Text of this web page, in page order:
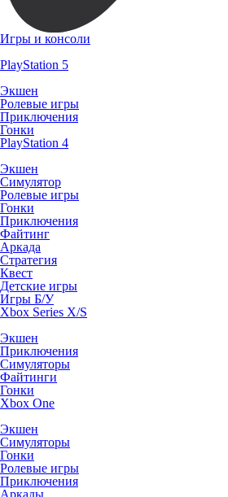
Игры и консоли
PlayStation 5
Экшен
Ролевые игры
Приключения
Гонки
PlayStation 4
Экшен
Симулятор
Ролевые игры
Гонки
Приключения
Файтинг
Аркада
Стратегия
Квест
Детские игры
Игры Б/У
Xbox Series X/S
Экшен
Приключения
Симуляторы
Файтинги
Гонки
Xbox One
Экшен
Симуляторы
Гонки
Ролевые игры
Приключения
Аркады